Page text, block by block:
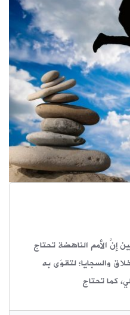
إنَّ الأمم الناهضة تحتاج
والسجايا؛ لتقوَى به
كما تحتاج